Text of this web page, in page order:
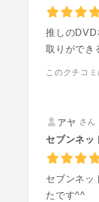
推しのDVD
取りができ
このクチコ
アヤ さ
セブンネッ
セブンネッ
たです^^